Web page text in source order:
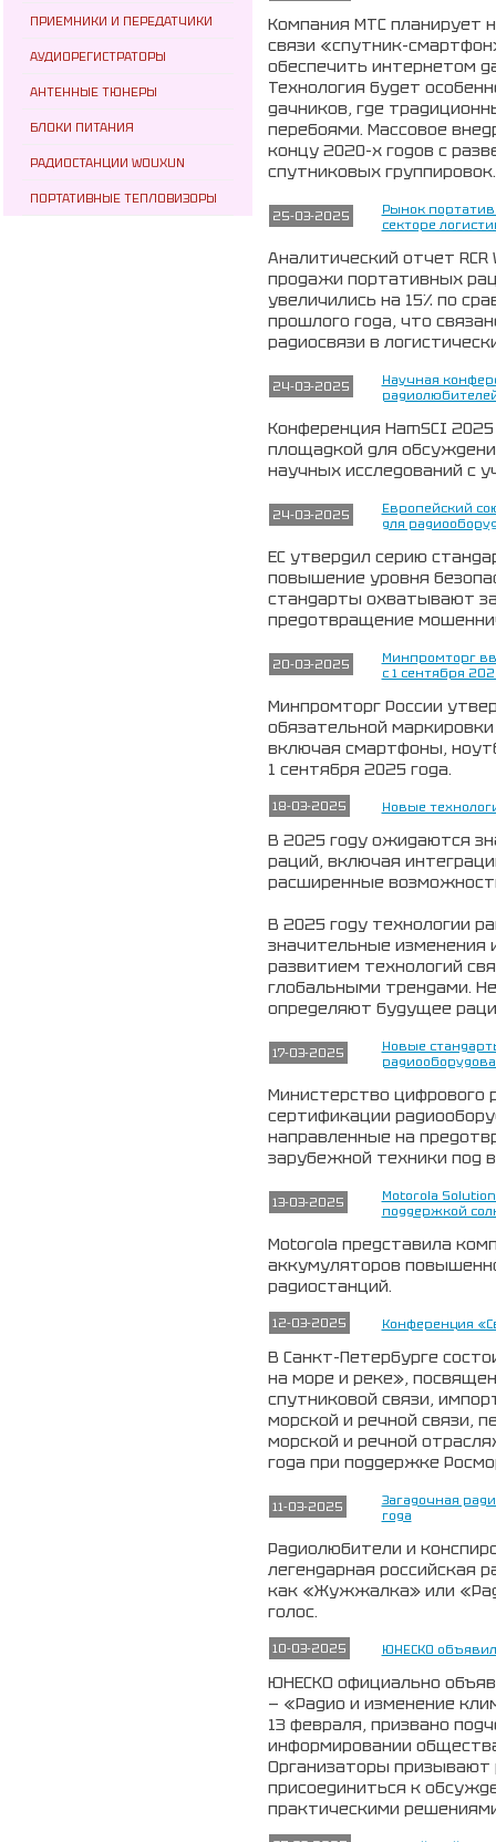
ПРИЕМНИКИ И ПЕРЕДАТЧИКИ
АУДИОРЕГИСТРАТОРЫ
АНТЕННЫЕ ТЮНЕРЫ
БЛОКИ ПИТАНИЯ
РАДИОСТАНЦИИ WOUXUN
ПОРТАТИВНЫЕ ТЕПЛОВИЗОРЫ
Компания МТС планирует
связи «спутник-
обеспечить интернетом
Технология будет
дачников, где
перебоями. Массовое
концу 2020-х годов с
спутниковых группировок.
25-03-2025
Рынок
секторе
Аналитический отчет
продажи портативных
увеличились на 15% по
прошлого года, что
радиосвязи в
24-03-2025
Научная
Конференция HamSCI
площадкой для
научных исследований с
24-03-2025
Европейский
для
ЕС утвердил серию
повышение уровня
стандарты охватывают
предотвращение
20-03-2025
Минпромторг
с 1 сентября
Минпромторг России
обязательной
включая смартфоны,
1 сентября 2025 года.
18-03-2025 Новые
В 2025 году ожидаются
раций, включая
расширенные
В 2025 году технологии
значительные
развитием технологий
глобальными трендами.
определяют будущее
17-03-2025
Новые
Министерство цифрового
сертификации
направленные на
зарубежной техники под
13-03-2025
Motorola
поддержкой
Motorola представила
аккумуляторов
радиостанций.
12-03-2025 Конференция
В Санкт-Петербурге
на море и реке»,
спутниковой связи,
морской и речной связи,
морской и речной
года при поддержке
11-03-2025
Загадочная
года
Радиолюбители и
легендарная российская
как «Жужжалка» или
голос.
10-03-2025 ЮНЕСКО
ЮНЕСКО официально
— «Радио и изменение
13 февраля, призвано
информировании
Организаторы призывают
присоединиться к
практическими